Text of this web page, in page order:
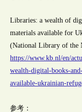
Libraries: a wealth of
materials available for
(National Library of the
https://www.kb.nl/en/
wealth-digital-books-
available-ukrainian-
参考：